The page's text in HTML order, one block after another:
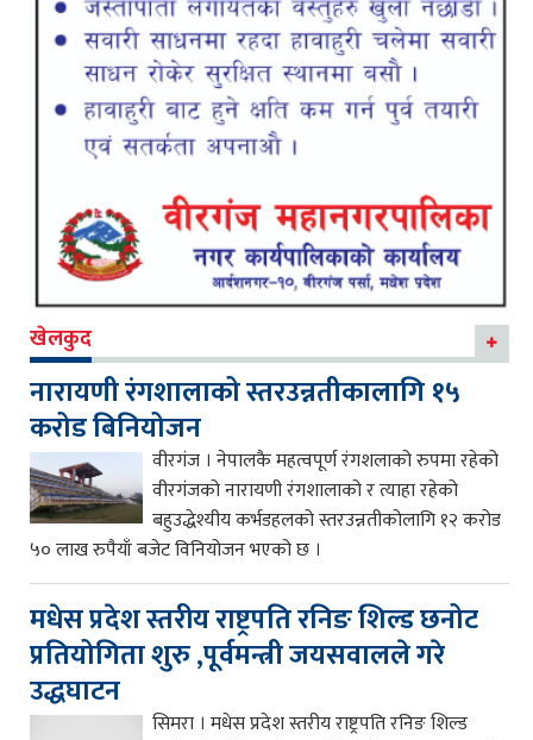
खेलकुद
नारायणी रंगशालाको स्तरउन्नतीकालागि १५
करोड बिनियोजन
वीरगंज । नेपालकै महत्वपूर्ण रंगशलाको रुपमा रहेको
वीरगंजको नारायणी रंगशालाको र त्याहा रहेको
बहुउद्धेश्यीय कर्भडहलको स्तरउन्नतीकोलागि १२ करोड
५० लाख रुपैयाँ बजेट विनियोजन भएको छ ।
मधेस प्रदेश स्तरीय राष्ट्रपति रनिङ शिल्ड छनोट
प्रतियोगिता शुरु ,पूर्वमन्त्री जयसवालले गरे
उद्धघाटन
सिमरा । मधेस प्रदेश स्तरीय राष्ट्रपति रनिङ शिल्ड